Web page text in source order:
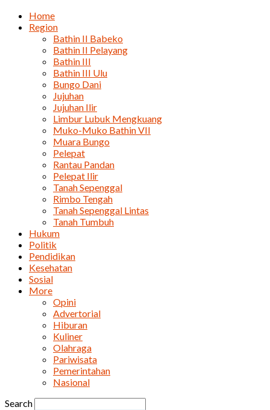
Home
Region
Bathin II Babeko
Bathin II Pelayang
Bathin III
Bathin III Ulu
Bungo Dani
Jujuhan
Jujuhan Ilir
Limbur Lubuk Mengkuang
Muko-Muko Bathin VII
Muara Bungo
Pelepat
Rantau Pandan
Pelepat Ilir
Tanah Sepenggal
Rimbo Tengah
Tanah Sepenggal Lintas
Tanah Tumbuh
Hukum
Politik
Pendidikan
Kesehatan
Sosial
More
Opini
Advertorial
Hiburan
Kuliner
Olahraga
Pariwisata
Pemerintahan
Nasional
Search